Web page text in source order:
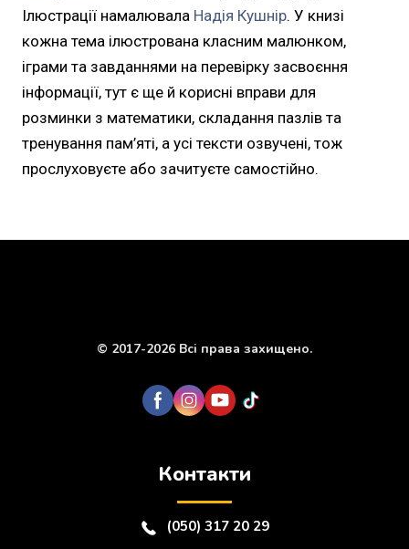
Ілюстрації намалювала Надія Кушнір. У книзі
кожна тема ілюстрована класним малюнком,
іграми та завданнями на перевірку засвоєння
інформації, тут є ще й корисні вправи для
розминки з математики, складання пазлів та
тренування пам’яті, а усі тексти озвучені, тож
прослуховуєте або зачитуєте самостійно.
© 2017-2026 Всі права захищено.
Контакти
(050) 317 20 29